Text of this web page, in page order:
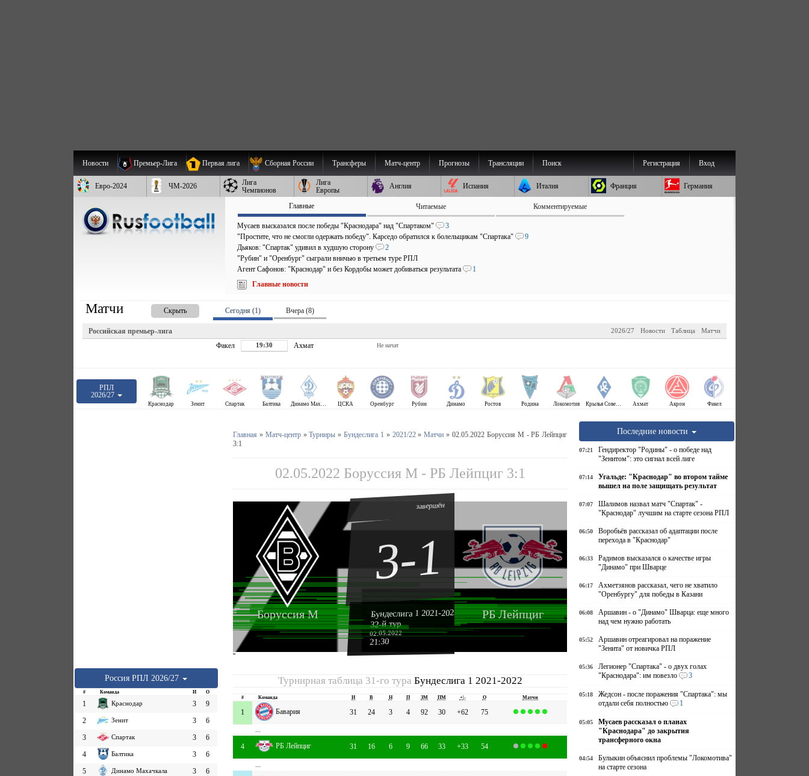
Новости Премьер-Лига Первая лига Сборная России Трансферы Матч-центр Прогнозы Трансляции Поиск Вход
Регистрация
Евро-2024 ЧМ-2026
Лига
Чемпионов
Лига
Европы
Англия Испания Италия Франция Германия
Главные Читаемые Комментируемые
Мусаев высказался после победы "Краснодара" над "Спартаком"
3
"Простите, что не смогли одержать победу". Карседо обратился к болельщикам "Спартака"
9
Дьяков: "Спартак" удивил в худшую сторону
2
"Рубин" и "Оренбург" сыграли вничью в третьем туре РПЛ
Агент Сафонов: "Краснодар" и без Кордобы может добиваться результата
1
Главные новости
Матчи Скрыть Сегодня (1) Вчера (8)
Российская премьер-лига Матчи
Таблица
Новости
2026/27
Факел 19:30 Ахмат Не начат
РПЛ
2026/27
Краснодар Зенит Спартак Балтика Динамо Махачкала ЦСКА Оренбург Рубин Динамо Ростов Родина Локомотив Крылья Советов Ахмат Акрон Факел
Россия РПЛ 2026/27
# Команда И О
1 Краснодар 3
9
2
Зенит 3
6
3
Спартак 3
6
4
Балтика 3
6
5
Динамо Махачкала 3
6
Главная » Матч-центр»Турниры »Бундеслига 1 » 2021/22»Матчи » 02.05.2022 Боруссия М - РБ Лейпциг
3:1
02.05.2022 Боруссия М - РБ Лейпциг 3:1
Боруссия М РБ Лейпциг
завершён
3-1
Бундеслига 1 2021-2022
32-й тур
02.05.2022
21:30
''
Турнирная таблица 31-го тура Бундеслига 1 2021-2022
# Команда И В Н П ЗМ ПМ +|- О Матчи
1 Бавария 31 24 3 4 92 30 +62 75
...
4
РБ Лейпциг 31 16 6 9 66 33 +33 54
...
Последние новости
07:21
Гендиректор "Родины" - о победе над
"Зенитом": это сигнал всей лиге
07:14
Угальде: "Краснодар" во втором тайме
вышел на поле защищать результат
07:07
Шалимов назвал матч "Спартак" -
"Краснодар" лучшим на старте сезона РПЛ
06:50
Воробьёв рассказал об адаптации после
перехода в "Краснодар"
06:33
Радимов высказался о качестве игры
"Динамо" при Шварце
06:17
Ахметзянов рассказал, чего не хватило
"Оренбургу" для победы в Казани
06:08
Аршавин - о "Динамо" Шварца: еще много
над чем нужно работать
05:52
Аршавин отреагировал на поражение
"Зенита" от новичка РПЛ
05:36
Легионер "Спартака" - о двух голах
"Краснодара": им повезло
3
05:18
Жедсон - после поражения "Спартака": мы
отдали себя полностью
1
05:05
Мусаев рассказал о планах
"Краснодара" до закрытия
трансферного окна
04:54
Булыкин объяснил проблемы "Локомотива"
на старте сезона